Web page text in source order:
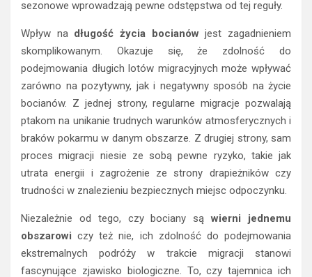
sezonowe wprowadzają pewne odstępstwa od tej reguły.
Wpływ na długość życia bocianówjest zagadnieniem
skomplikowanym. Okazuje się, że zdolność do
podejmowania długich lotów migracyjnych może wpływać
zarówno na pozytywny, jak i negatywny sposób na życie
bocianów. Z jednej strony, regularne migracje pozwalają
ptakom na unikanie trudnych warunków atmosferycznych i
braków pokarmu w danym obszarze. Z drugiej strony, sam
proces migracji niesie ze sobą pewne ryzyko, takie jak
utrata energii i zagrożenie ze strony drapieżników czy
trudności w znalezieniu bezpiecznych miejsc odpoczynku.
Niezależnie od tego, czy bociany sąwierni jednemu
obszarowi czy też nie, ich zdolność do podejmowania
ekstremalnych podróży w trakcie migracji stanowi
fascynujące zjawisko biologiczne. To, czy tajemnica ich